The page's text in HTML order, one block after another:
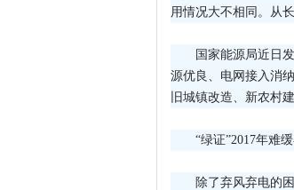
用情况大不相同。从
国家能源局近日
源优良、电网接入消
旧城镇改造、新农村
“绿证”2017年难
除了弃风弃电的